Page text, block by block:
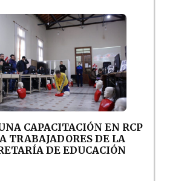
CAPACITACIÓN EN RCP
TRABAJADORES DE LA
DE EDUCACIÓN